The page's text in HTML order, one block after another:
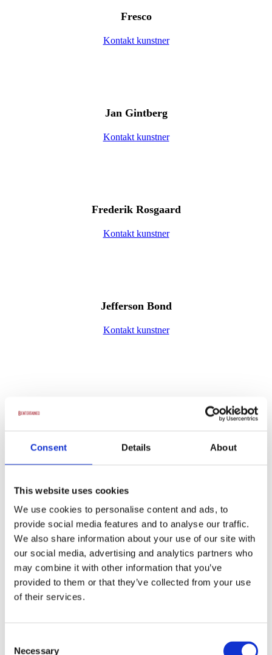
Consent Details About
This website uses cookies
We use cookies to personalise content and ads, to
provide social media features and to analyse our traffic.
We also share information about your use of our site with
our social media, advertising and analytics partners who
may combine it with other information that you’ve
provided to them or that they’ve collected from your use
of their services.
Necessary
Fresco
Kontakt kunstner
Jan Gintberg
Kontakt kunstner
Frederik Rosgaard
Kontakt kunstner
Jefferson Bond
Kontakt kunstner
Kontakt kunstner